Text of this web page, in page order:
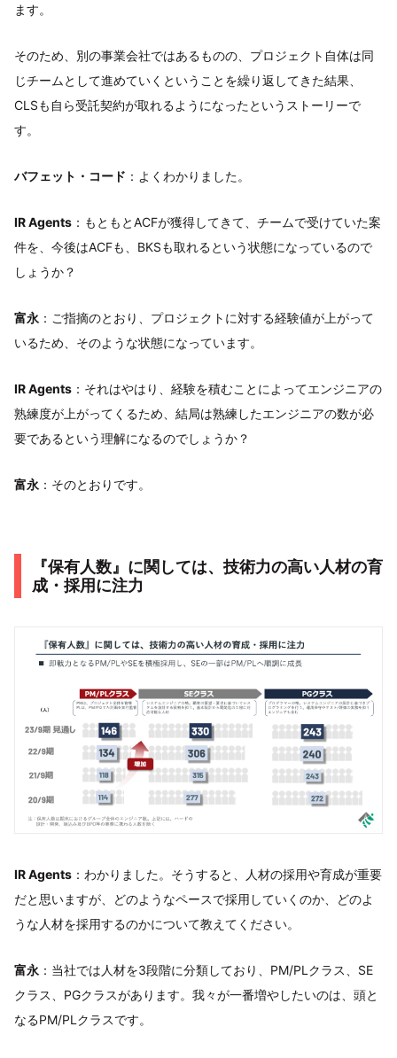
ます。
そのため、別の事業会社ではあるものの、プロジェクト自体は同
じチームとして進めていくということを繰り返してきた結果、
CLSも自ら受託契約が取れるようになったというストーリーで
す。
バフェット・コード ：よくわかりました。
IR Agents ：もともとACFが獲得してきて、チームで受けていた案
件を、今後はACFも、BKSも取れるという状態になっているので
しょうか？
富永 ：ご指摘のとおり、プロジェクトに対する経験値が上がって
いるため、そのような状態になっています。
IR Agents ：それはやはり、経験を積むことによってエンジニアの
熟練度が上がってくるため、結局は熟練したエンジニアの数が必
要であるという理解になるのでしょうか？
富永 ：そのとおりです。
『保有人数』に関しては、技術力の高い人材の育
成・採用に注力
IR Agents ：わかりました。そうすると、人材の採用や育成が重要
だと思いますが、どのようなペースで採用していくのか、どのよ
うな人材を採用するのかについて教えてください。
富永 ：当社では人材を3段階に分類しており、PM/PLクラス、SE
クラス、PGクラスがあります。我々が一番増やしたいのは、頭と
なるPM/PLクラスです。